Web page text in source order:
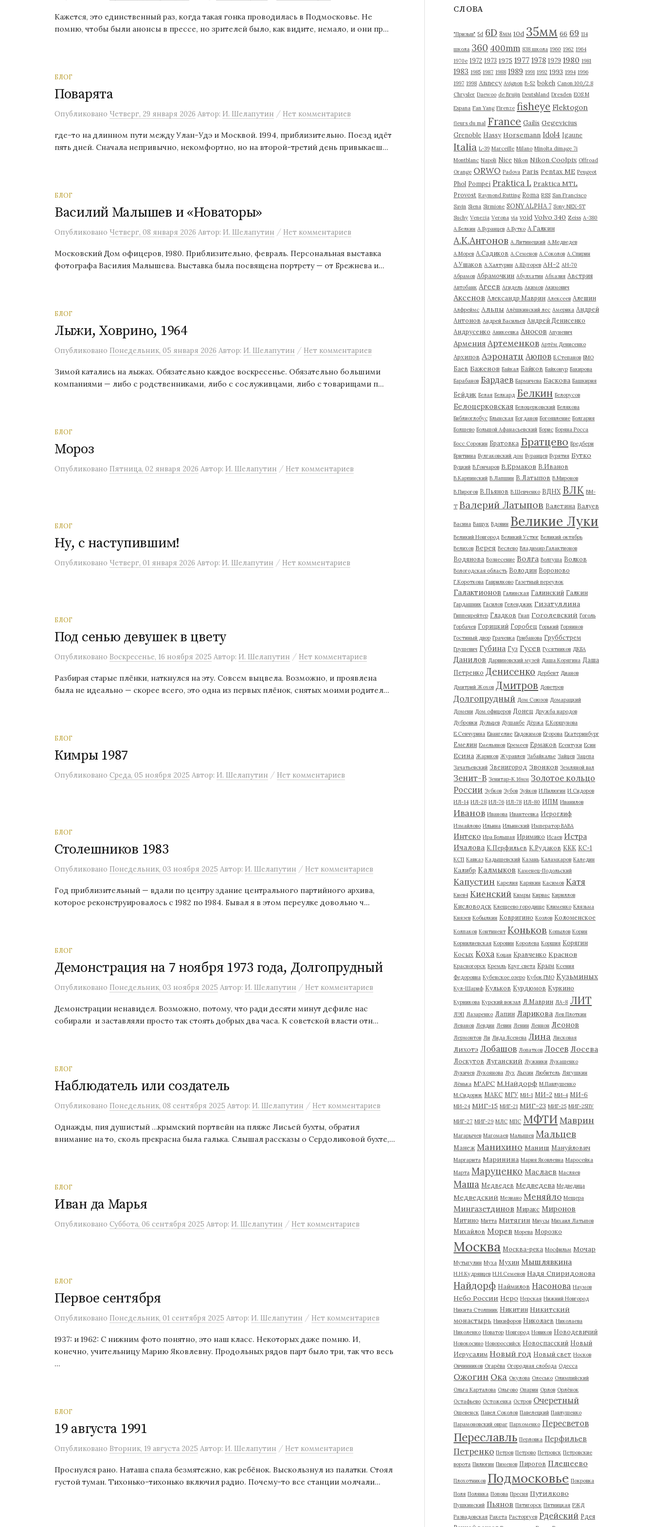
Кажется, это единственный раз, когда такая гонка проводилась в Подмосковье. Не
помню, чтобы были анонсы в прессе, но зрителей было, как видите, немало, и они пр...
БЛОГ
Поварята
Опубликовано Четверг, 29 января 2026 Автор: И. Шелапутин / Нет комментариев
где-то на длинном пути между Улан-Удэ и Москвой. 1994, приблизительно. Поезд идёт
пять дней. Сначала непривычно, некомфортно, но на второй-третий день привыкаеш...
БЛОГ
Василий Малышев и «Новаторы»
Опубликовано Четверг, 08 января 2026 Автор: И. Шелапутин / Нет комментариев
Московский Дом офицеров, 1980. Приблизительно, февраль. Персональная выставка
фотографа Василия Малышева. Выставка была посвящена портрету — от Брежнева и...
БЛОГ
Лыжи, Ховрино, 1964
Опубликовано Понедельник, 05 января 2026 Автор: И. Шелапутин / Нет комментариев
Зимой катались на лыжах. Обязательно каждое воскресенье. Обязательно большими
компаниями — либо с родственниками, либо с сослуживцами, либо с товарищами п...
БЛОГ
Мороз
Опубликовано Пятница, 02 января 2026 Автор: И. Шелапутин / Нет комментариев
БЛОГ
Ну, с наступившим!
Опубликовано Четверг, 01 января 2026 Автор: И. Шелапутин / Нет комментариев
БЛОГ
Под сенью девушек в цвету
Опубликовано Воскресенье, 16 ноября 2025 Автор: И. Шелапутин / Нет комментариев
Разбирая старые плёнки, наткнулся на эту. Совсем выцвела. Возможно, и проявлена
была не идеально — скорее всего, это одна из первых плёнок, снятых моими родител...
БЛОГ
Кимры 1987
Опубликовано Среда, 05 ноября 2025 Автор: И. Шелапутин / Нет комментариев
БЛОГ
Столешников 1983
Опубликовано Понедельник, 03 ноября 2025 Автор: И. Шелапутин / Нет комментариев
Год приблизительный — вдали по центру здание центрального партийного архива,
которое реконструировалось с 1982 по 1984. Бывал я в этом переулке довольно ч...
БЛОГ
Демонстрация на 7 ноября 1973 года, Долгопрудный
Опубликовано Понедельник, 03 ноября 2025 Автор: И. Шелапутин / Нет комментариев
Демонстрации ненавидел. Возможно, потому, что ради десяти минут дефиле нас
собирали и заставляли просто так стоять добрых два часа. К советской власти отн...
БЛОГ
Наблюдатель или создатель
Опубликовано Понедельник, 08 сентября 2025 Автор: И. Шелапутин / Нет комментариев
Однажды, пия душистый …крымский портвейн на пляже Лисьей бухты, обратил
внимание на то, сколь прекрасна была галька. Слышал рассказы о Сердоликовой бухте,...
БЛОГ
Иван да Марья
Опубликовано Суббота, 06 сентября 2025 Автор: И. Шелапутин / Нет комментариев
БЛОГ
Первое сентября
Опубликовано Понедельник, 01 сентября 2025 Автор: И. Шелапутин / Нет комментариев
1937: и 1962: С нижним фото понятно, это наш класс. Некоторых даже помню. И,
конечно, учительницу Марию Яковлевну. Продольных рядов парт было три, так что весь
...
БЛОГ
19 августа 1991
Опубликовано Вторник, 19 августа 2025 Автор: И. Шелапутин / Нет комментариев
Проснулся рано. Наташа спала безмятежно, как ребёнок. Выскользнул из палатки. Стоял
густой туман. Тихонько-тихонько включил радио. Почему-то все станции молчали...
в
СЛОВА
"Призыв" 5d 6D 8мм 10d 35мм 66 69 114
школа 360 400mm 838 школа 1960 1962 1964
1970е 1972 1973 1975 1977 1978 1979 1980 1981
1983 1985 1987 1988 1989 1991 1992 1993 1994 1996
1997 1998 Annecy Avignon B-52 bokeh Canon 100/2.8
Chrysler Daewoo de Bruijn Deutshland Dresden EOS M
Espana Fan Yang Firenze fisheye Flektogon
fleurs du mal France Gailis Gegevicius
Grenoble Hassy Horsemann Idol4 Igaune
Italia L-39 Marceille Milano Minolta dimage 7i
Montblanc Napoli Nice Nikon Nikon Coolpix Offroad
Orange ORWO Padova Paris Pentax ME Peugeot
Phol Pompei Praktica L Praktica MTL
Provost Raymond Rutting Roma RSS San Francisco
Savin Siena Sirmione SONY ALPHA 7 Sony NEX-5T
Suchy Venezia Verona via void Volvo 340 Zeiss А-380
А.Белкин А.Буранцев А.Бутко А.Галкин
А.К.Антонов А.Литинецкий А.Медведев
А.Морев А.Садиков А.Семенов А.Соколов А.Спирин
А.Ушаков А.Халтурин А.Щугорев АН-2 АН-70
Абрамов Абрамочкин Абулхатин Абхазия Австрия
Автобанк Агеев Агидель Акимов Акимович
Аксенов Александр Маврин Алексеев Алешин
Алфреймс Альпы Алёшкинский лес Америка Андрей
Антонов Андрей Васильев Андрей Денисенко
Андрусенко Аникеевка Аносов Апуневич
Армения Артеменков Артём Денисенко
Архипов Аэронатц Аюпов Б.Степанов БМО
Баев Баженов Байкал Байков Байконур Бакирова
Барабанов Бардаев Бармичева Баскова Башкирия
Бейдик Белая Белкард Белкин Белорусов
Белоцерковская Белоцерковский Белякова
Библиоглобус Блынская Богданов Богоявление Болгария
Болшево Большой Афанасьевский Борис Боряна Росса
Босс Сорокин Братовка Братцево Бредбери
Бритвина Булгаковский дом Буранцев Бурятия Бутко
Буцкий В.Гончаров В.Ермаков В.Иванов
В.Карпинский В.Лапшин В.Латыпов В.Миронов
В.Пирогов В.Пьянов В.Шевченко ВДНХ ВЛК ВМ-
Т Валерий Латыпов Валетина Валуев
Васина Ващук Вдовин Великие Луки
Великий Новгород Великий Устюг Великий октябрь
Велихов Верея Веслево Владимир Галактионов
Водянова Вознесение Волга Волгуша Волков
Вологодская область Володин Вороново
Г.Короткова Гаврилково Газетный переулок
Галактионов Галинская Галинский Галкин
Гардашник Гасилов Геленджик Гизатуллина
Гиппенрейтер Гладков Гнап Гоголевский Гоголь
Горбачев Горицкий Горобец Горький Горяинов
Гостиный двор Грачевка Грибанова Груббстрем
Грушевич Губина Гуз Гусев Гусятников ДКБА
Данилов Дарвиновский музей Даша Корягина Даша
Петренко Денисенко Дербент Дианов
Дмитрий Жохов Дмитров Доветров
Долгопрудный Дом Союзов Домарацкий
Домени Дом офицеров Донец Дружба народов
Дубровки Дульцев Душанбе Дёржа Е.Коршунова
Е.Сенчурина Евангелие Евдокимов Егорова Екатеринбург
Емелин Емельянов Еремеев Ермаков Есентуки Есин
Есина Жариков Журавлев Забайкалье Зайцев Зацепа
Зачатьевский Звенигород Звонков Земляной вал
Зенит-В Зенитар-К 16мм Золотое кольцо
России Зубков Зубов Зуйков И.Пилюгин И.Сидоров
ИЛ-14 ИЛ-28 ИЛ-76 ИЛ-78 ИЛ-80 ИПМ Иванилов
Иванов Иванова Ивантеевка Иероглиф
Измайлово Ильина Ильинский Император ВАВА
Интеко Ира Большая Иримико Исаев Истра
Ичалова К.Перфильев К.Рудаков ККК КС-1
КСП Кавказ Кадышевский Казань Каламкаров Каледин
Калибр Калмыков Каменец-Подольский
Капустин Карелия Карякин Касимов Катя
Киев4 Киенский Кимры Кирвас Кириллов
Кисловодск Клещеево городище Клименко Клязьма
Князев Кобылкин Ковригино Козлов Коломенское
Колпаков Континент Коньков Копылов Корин
Корнилиевская Коровин Королева Коршия Корягин
Косых Коха Коцан Кравченко Краснов
Красногорск Кремль Круг света Крым Ксения
Федоровна Кубенское озеро Кубок ГМО Кузьминых
Кул-Шариф Кульков Курдюмов Куркино
Курникова Курский вокзал Л.Маврин ЛА-8 ЛИТ
ЛЭП Лазаренко Лапин Ларикова Лев Плоткин
Леванов Левдин Левин Ленин Леннон Леонов
Лермонтов Ли Лида Ясенева Лина Лисковая
Лихотэ Лобашов Лопатков Лосев Лосева
Лоскутов Луганский Лужники Лукашенко
Лукичев Лукоянова Лух Лыхин Любитель Лягушкин
Лёнька М'АРС М.Найдорф М.Павлушенко
М.Сидорюк МАКС МГУ МИ-1 МИ-2 МИ-4 МИ-6
МИ-24 МИГ-15 МИГ-21 МИГ-23 МИГ-25 МИГ-25ПУ
МИГ-27 МИГ-29 МЛС МПС МФТИ Маврин
Магарычев Магомаев Малышев Мальцев
Манеж Манихино Маниш Мануйлович
Маргарита Маринина Мария Яковлевна Маросейка
Марта Маруценко Маслаев Масляев
Маша Медведев Медведева Медведица
Медведский Мезиано Меняйло Мещера
Мингазетдинов Миракс Миронов
Митино Митта Митягин Миусы Михаил Латыпов
Михайлов Морев Морева Морозко
Москва Москва-река Мосфильм Мочар
Мутыгулин Муха Мухин Мышлявкина
Н.Н.Кудрявцев Н.Н.Семенов Надя Спиридонова
Найдорф Наймилов Насонова Наумов
Небо России Неро Нерская Нижний Новгород
Никита Столпник Никитин Никитский
монастырь Никифоров Николаев Николаева
Николенко Новатор Новгород Новиков Новодевичий
Новокосино Новороссийск Новоспасский Новый
Иерусалим Новый год Новый свет Носков
Овчинников Огарёва Огородная слобода Одесса
Ожогин Ока Окулова Олесько Олимпийский
Ольга Карталова Ольгово Опарин Орлов Орлёнок
Остафьево Остоженка Остров Очеретный
Ошевенск Павел Соколов Павелецкий Павлушенко
Парамоновский овраг Пархоменко Пересветов
Переславль Перловка Перфильев
Петренко Петров Петрово Петровск Петровские
ворота Пилюгин Пименов Пирогов Плещеево
Плохотников Подмосковье Покровка
Поля Полянка Попова Пресня Путилково
Пушкинский Пьянов Пятигорск Пятницкая РЖД
Развадовская Ракета Расторгуев Рдейский Рдея